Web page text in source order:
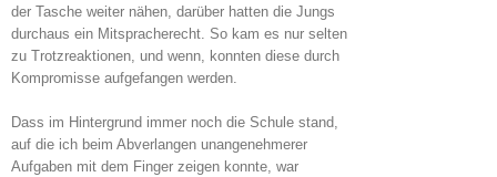
der Tasche weiter nähen, darüber hatten die Jungs
durchaus ein Mitspracherecht. So kam es nur selten
zu Trotzreaktionen, und wenn, konnten diese durch
Kompromisse aufgefangen werden.
Dass im Hintergrund immer noch die Schule stand,
auf die ich beim Abverlangen unangenehmerer
Aufgaben mit dem Finger zeigen konnte, war